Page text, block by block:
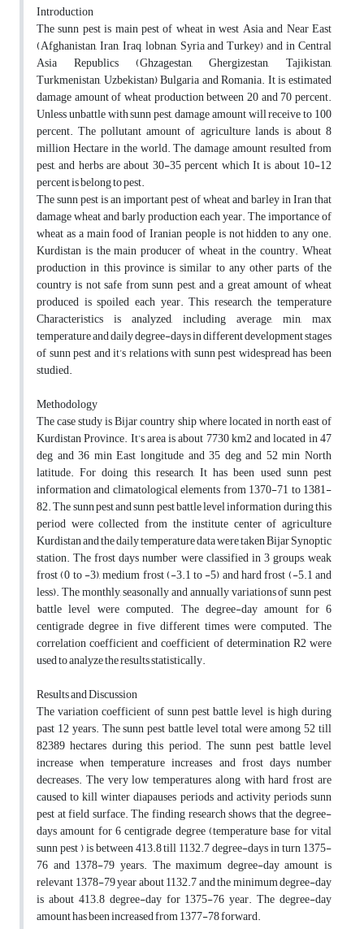
Introduction
The sunn pest is main pest of wheat in west Asia and Near East
(Afghanistan, Iran, Iraq, lobnan, Syria and Turkey) and in Central
Asia Republics (Ghzagestan, Ghergizestan, Tajikistan,
Turkmenistan, Uzbekistan) Bulgaria and Romania. It is estimated
damage amount of wheat production between 20 and 70 percent.
Unless unbattle with sunn pest, damage amount will receive to 100
percent. The pollutant amount of agriculture lands is about 8
million Hectare in the world. The damage amount resulted from
pest, and herbs are about 30-35 percent which It is about 10-12
percent is belong to pest.
The sunn pest is an important pest of wheat and barley in Iran that
damage wheat and barly production each year. The importance of
wheat as a main food of Iranian people is not hidden to any one.
Kurdistan is the main producer of wheat in the country. Wheat
production in this province is similar to any other parts of the
country is not safe from sunn pest, and a great amount of wheat
produced is spoiled each year. This research, the temperature
Characteristics is analyzed, including average, min, max
temperature and daily degree-days in different development stages
of sunn pest and it’s relations with sunn pest widespread has been
studied.
Methodology
The case study is Bijar country ship where located in north east of
Kurdistan Province. It’s area is about 7730 km2 and located in 47
deg and 36 min East longitude and 35 deg and 52 min North
latitude. For doing this research, It has been used sunn pest
information and climatological elements from 1370-71 to 1381-
82. The sunn pest and sunn pest battle level information during this
period were collected from the institute center of agriculture
Kurdistan and the daily temperature data were taken Bijar Synoptic
station. The frost days number were classified in 3 groups, weak
frost (0 to -3), medium frost (-3.1 to -5) and hard frost (-5.1 and
less). The monthly, seasonally and annually variations of sunn pest
battle level were computed. The degree-day amount for 6
centigrade degree in five different times were computed. The
correlation coefficient and coefficient of determination R2 were
used to analyze the results statistically.
Results and Discussion
The variation coefficient of sunn pest battle level is high during
past 12 years. The sunn pest battle level total were among 52 till
82389 hectares during this period. The sunn pest battle level
increase when temperature increases and frost days number
decreases. The very low temperatures along with hard frost are
caused to kill winter diapauses periods and activity periods sunn
pest at field surface. The finding research shows that the degree-
days amount for 6 centigrade degree (temperature base for vital
sunn pest ) is between 413.8 till 1132.7 degree-days in turn 1375-
76 and 1378-79 years. The maximum degree-day amount is
relevant 1378-79 year about 1132.7 and the minimum degree-day
is about 413.8 degree-day for 1375-76 year. The degree-day
amount has been increased from 1377-78 forward.